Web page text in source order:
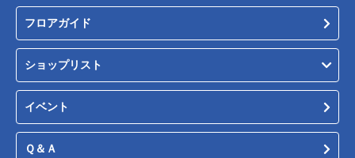
フロアガイド
ショップリスト
イベント
Ｑ＆Ａ